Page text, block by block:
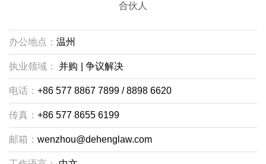
合伙人
办公地点： 温州
执业领域： 并购 争议解决
电话： +86 577 8867 7899 / 8898 6620
传真： +86 577 8655 6199
邮箱： wenzhou@dehenglaw.com